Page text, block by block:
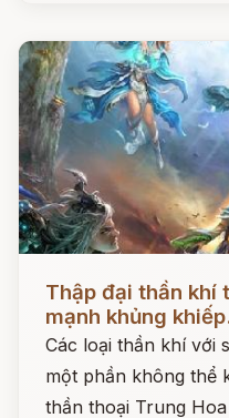
Thập đại thần khí
mạnh khủng
Các loại thần khí với
một phần không thể
thần thoại Trung